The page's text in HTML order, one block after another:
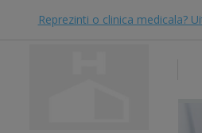
Reprezinti o clinica medicala?